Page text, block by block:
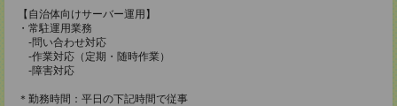
【自治体向けサーバー運用】
・常駐運用業務
-問い合わせ対応
-作業対応（定期・随時作業）
-障害対応
＊勤務時間：平日の下記時間で従事